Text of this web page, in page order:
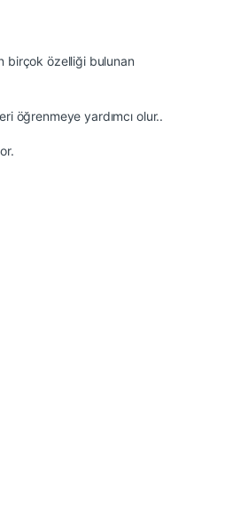
birçok özelliği bulunan
öğrenmeye yardımcı olur..